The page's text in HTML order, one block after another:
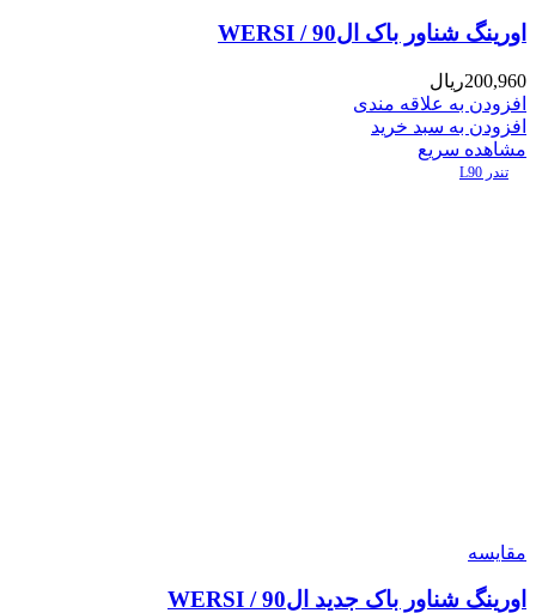
اورینگ شناور باک ال90 / WERSI
200,960ریال
افزودن به علاقه مندی
افزودن به سبد خرید
مشاهده سریع
تندر L90
مقایسه
اورینگ شناور باک جدید ال90 / WERSI